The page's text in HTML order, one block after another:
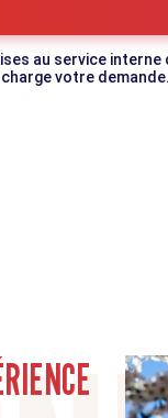
au service interne
votre demande.